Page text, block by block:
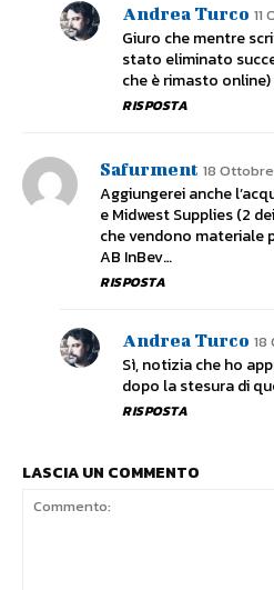
Andrea Turco 11
Giuro che mentre
stato eliminato
che è rimasto online)
RISPOSTA
Safurment 18
Aggiungerei anche
e Midwest Supplies (2
che vendono materiale
AB InBev…
RISPOSTA
Andrea Turco 18
Sì, notizia che ho
dopo la stesura di
RISPOSTA
LASCIA UN COMMENTO